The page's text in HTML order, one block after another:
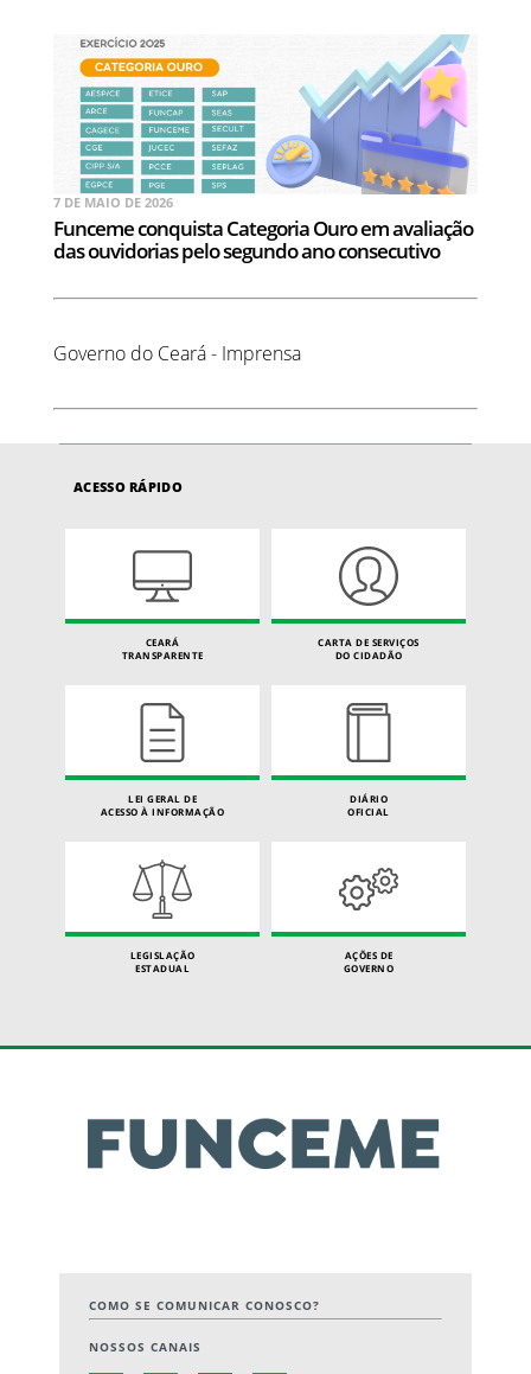
7 DE MAIO DE 2026
Funceme conquista Categoria Ouro em avaliação
das ouvidorias pelo segundo ano consecutivo
Governo do Ceará - Imprensa
ACESSO RÁPIDO
CEARÁ
TRANSPARENTE
CARTA DE SERVIÇOS
DO CIDADÃO
LEI GERAL DE
ACESSO À INFORMAÇÃO
DIÁRIO
OFICIAL
LEGISLAÇÃO
ESTADUAL
AÇÕES DE
GOVERNO
COMO SE COMUNICAR CONOSCO?
NOSSOS CANAIS